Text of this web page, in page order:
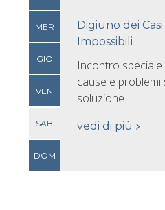
MER
GIO
VEN
SAB
DOM
Digiuno dei Casi
Impossibili
Incontro
cause e problemi
soluzione.
vedi di più